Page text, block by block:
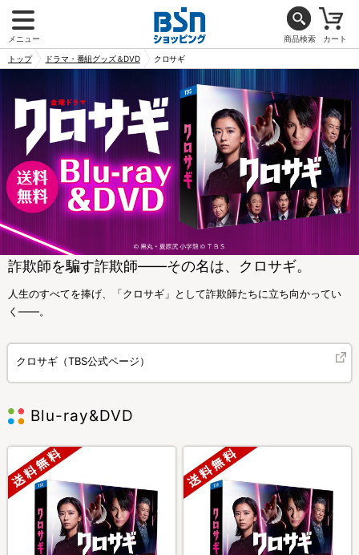
メニュー 商品検索 カート
トップ ドラマ・番組グッズ＆DVD クロサギ
詐欺師を騙す詐欺師――その名は、クロサギ。
人生のすべてを捧げ、「クロサギ」として詐欺師たちに立ち向かってい
く――。
クロサギ（TBS公式ページ）
Blu-ray&DVD